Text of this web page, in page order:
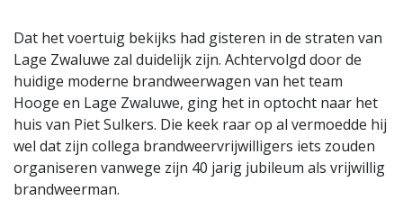
Dat het voertuig bekijks had gisteren in de straten van
Lage Zwaluwe zal duidelijk zijn. Achtervolgd door de
huidige moderne brandweerwagen van het team
Hooge en Lage Zwaluwe, ging het in optocht naar het
huis van Piet Sulkers. Die keek raar op al vermoedde hij
wel dat zijn collega brandweervrijwilligers iets zouden
organiseren vanwege zijn 40 jarig jubileum als vrijwillig
brandweerman.